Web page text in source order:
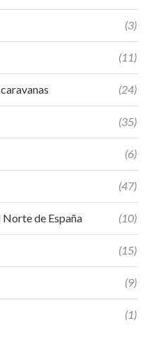
(3)
(11)
(24)
(35)
(6)
(47)
Norte de España (10)
(15)
(9)
(1)